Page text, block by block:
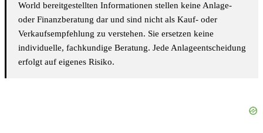
World bereitgestellten Informationen stellen keine Anlage-
oder Finanzberatung dar und sind nicht als Kauf- oder
Verkaufsempfehlung zu verstehen. Sie ersetzen keine
individuelle, fachkundige Beratung. Jede Anlageentscheidung
erfolgt auf eigenes Risiko.